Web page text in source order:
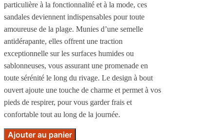
particulière à la fonctionnalité et à la mode, ces
sandales deviennent indispensables pour toute
amoureuse de la plage. Munies d’une semelle
antidérapante, elles offrent une traction
exceptionnelle sur les surfaces humides ou
sablonneuses, vous assurant une promenade en
toute sérénité le long du rivage. Le design à bout
ouvert ajoute une touche de charme et permet à vos
pieds de respirer, pour vous garder frais et
confortable tout au long de la journée.
Ajouter au panier